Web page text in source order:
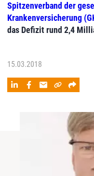
Spitzenverband der
Krankenversicherung
das Defizit rund 2,4
15.03.2018